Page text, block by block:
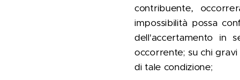
contribuente,
impossibilità possa
dell'accertamento in
occorrente; su chi
di tale condizione;